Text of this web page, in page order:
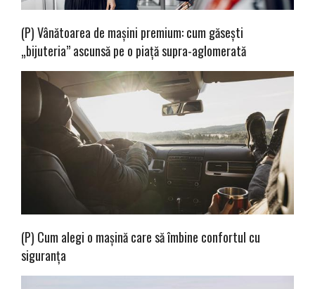
(P) Vânătoarea de mașini premium: cum găsești
„bijuteria” ascunsă pe o piață supra-aglomerată
(P) Cum alegi o mașină care să îmbine confortul cu
siguranța